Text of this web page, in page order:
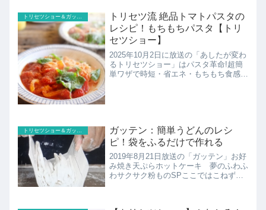
あさイチでも取り上げられました！
トリセツショー＆ガッテン
トリセツ流 絶品トマトパスタの
レシピ！もちもちパスタ【トリ
セツショー】
2025年10月2日に放送の「あしたが変わ
るトリセツショー」はパスタ革命!超簡
単ワザで時短・省エネ・もちもち食感乾
ガッテン：簡単うどんのレシ
ピ！袋をふるだけで作れる
2019年8月21日放送の「ガッテン」お好
み焼き天ぷらホットケーキ 夢のふわふ
わサクサク粉ものSPここではこねずに